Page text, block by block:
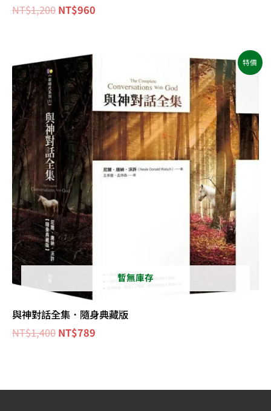
NT$1,200 NT$960
特價
暫無庫存
與神對話全集．隨身典藏版
NT$1,400
原
始
價
格：
NT$1,400。
NT$789
格：
NT$789。